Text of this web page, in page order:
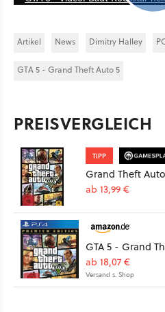
Artikel News Dimitry Halley
GTA 5 - Grand Theft Auto 5
PREISVERGLEICH
TIPP
Grand Theft
ab 13,99 €
GTA 5 - Grand
ab 18,07 €
Versand s. Shop